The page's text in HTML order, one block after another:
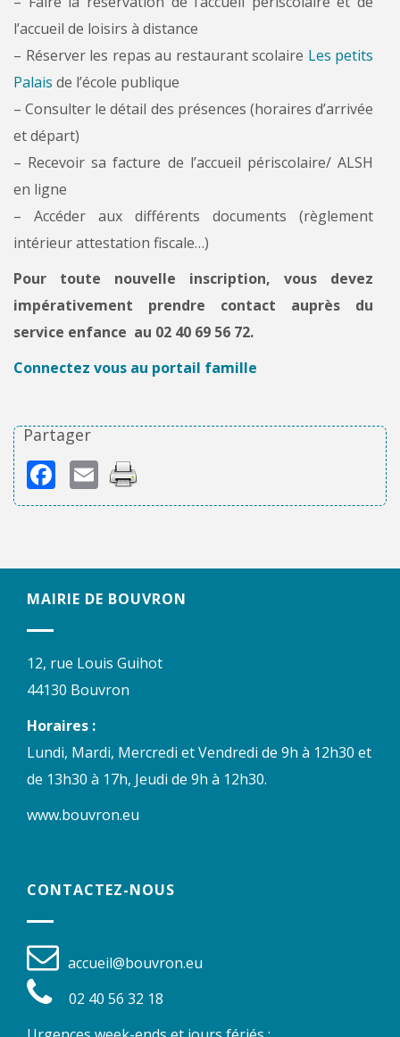
l’accueil de loisirs à distance
– Réserver les repas au restaurant scolaire Les petits
Palais de l’école publique
– Consulter le détail des présences (horaires d’arrivée
et départ)
– Recevoir sa facture de l’accueil périscolaire/ ALSH
en ligne
– Accéder aux différents documents (règlement
intérieur attestation fiscale…)
Pour toute nouvelle inscription, vous devez
impérativement prendre contact auprès du
service enfance au 02 40 69 56 72.
Connectez vous au portail famille
Partager
Facebook
Email
MAIRIE DE BOUVRON
12, rue Louis Guihot
44130 Bouvron
Horaires :
Lundi, Mardi, Mercredi et Vendredi de 9h à 12h30 et
de 13h30 à 17h, Jeudi de 9h à 12h30.
www.bouvron.eu
CONTACTEZ-NOUS
accueil@bouvron.eu
02 40 56 32 18